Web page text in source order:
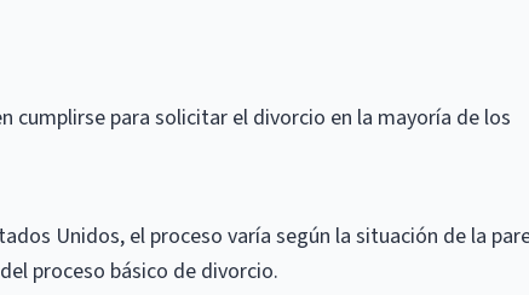
cumplirse para solicitar el divorcio en la mayoría de los
Unidos, el proceso varía según la situación de la
proceso básico de divorcio.